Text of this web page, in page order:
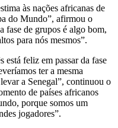
às nações africanas de
do Mundo”, afirmou o
fase de grupos é algo bom,
para nós mesmos”.
está feliz em passar da fase
ter a mesma
a Senegal”, continuou o
de países africanos
porque somos um
jogadores”.